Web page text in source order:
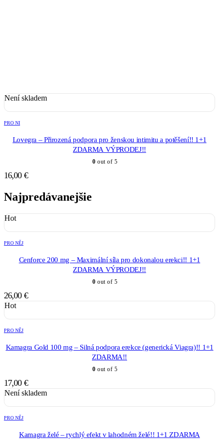
Není skladem
PRO NI
Lovegra – Přirozená podpora pro ženskou intimitu a potěšení!! 1+1
ZDARMA VÝPRODEJ!!
0 out of 5
16,00 €
Najpredávanejšie
Hot
PRO NĚJ
Cenforce 200 mg – Maximální síla pro dokonalou erekci!! 1+1
ZDARMA VÝPRODEJ!!
0 out of 5
26,00 €
Hot
PRO NĚJ
Kamagra Gold 100 mg – Silná podpora erekce (generická Viagra)!! 1+1
ZDARMA!!
0 out of 5
17,00 €
Není skladem
PRO NĚJ
Kamagra želé – rychlý efekt v lahodném želé!! 1+1 ZDARMA